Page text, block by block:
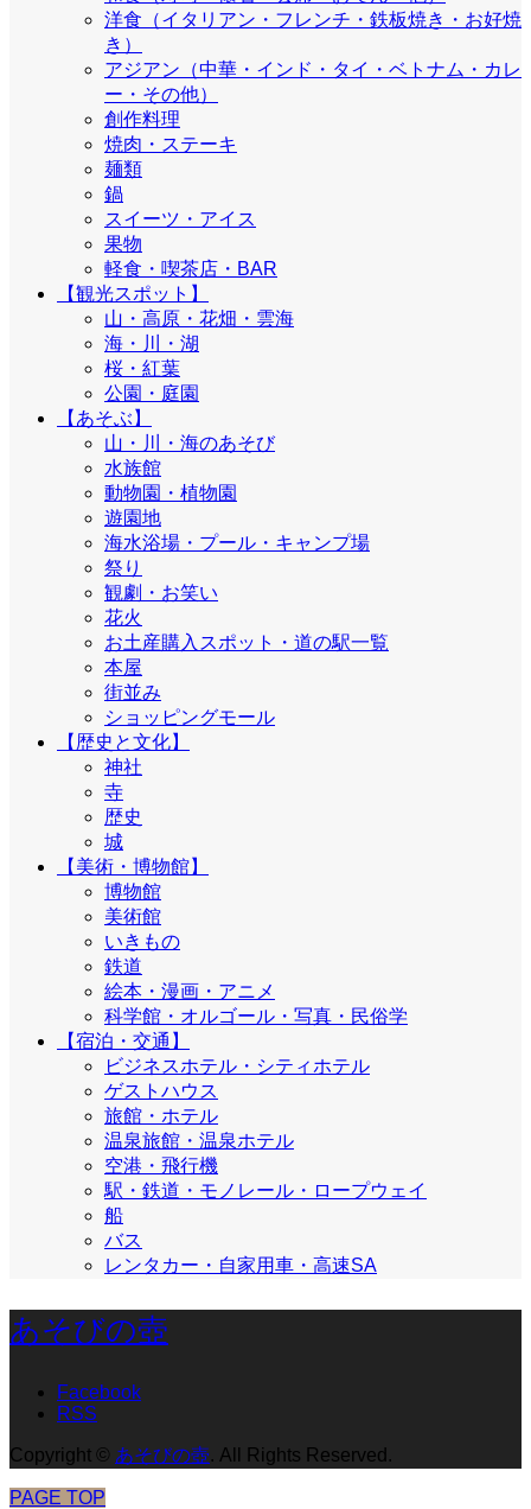
洋食（イタリアン・フレンチ・鉄板焼き・お好焼
き）
アジアン（中華・インド・タイ・ベトナム・カレ
ー・その他）
創作料理
焼肉・ステーキ
麺類
鍋
スイーツ・アイス
果物
軽食・喫茶店・BAR
【観光スポット】
山・高原・花畑・雲海
海・川・湖
桜・紅葉
公園・庭園
【あそぶ】
山・川・海のあそび
水族館
動物園・植物園
遊園地
海水浴場・プール・キャンプ場
祭り
観劇・お笑い
花火
お土産購入スポット・道の駅一覧
本屋
街並み
ショッピングモール
【歴史と文化】
神社
寺
歴史
城
【美術・博物館】
博物館
美術館
いきもの
鉄道
絵本・漫画・アニメ
科学館・オルゴール・写真・民俗学
【宿泊・交通】
ビジネスホテル・シティホテル
ゲストハウス
旅館・ホテル
温泉旅館・温泉ホテル
空港・飛行機
駅・鉄道・モノレール・ロープウェイ
船
バス
レンタカー・自家用車・高速SA
あそびの壺
Facebook
RSS
Copyright © あそびの壺. All Rights Reserved.
PAGE TOP